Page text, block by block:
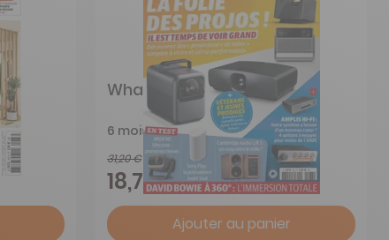
What Hi-Fi
6 mois
31,20 €
18,70 € -40%
Ajouter au panier